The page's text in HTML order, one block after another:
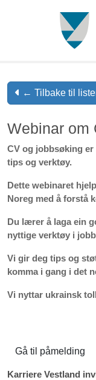
← Tilbake til
Webinar om
CV og jobbsøking er
tips og verktøy.
Dette webinaret
Noreg med å forstå
Du lærer å laga ein
nyttige verktøy i
Vi gir deg tips og
komma i gang i det
Vi nyttar ukrainsk
Gå til påmelding
Karriere Vestland